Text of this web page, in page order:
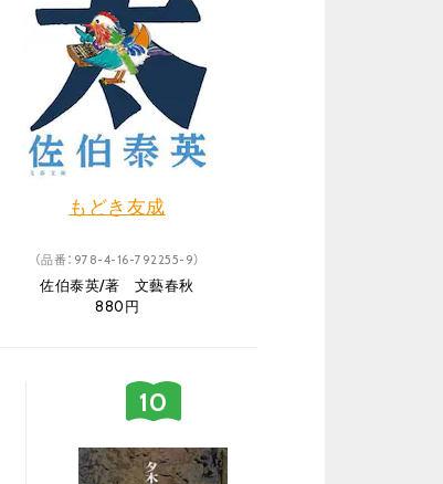
もどき友成
（品番：978-4-16-792255-9）
佐伯泰英/著 文藝春秋
880円